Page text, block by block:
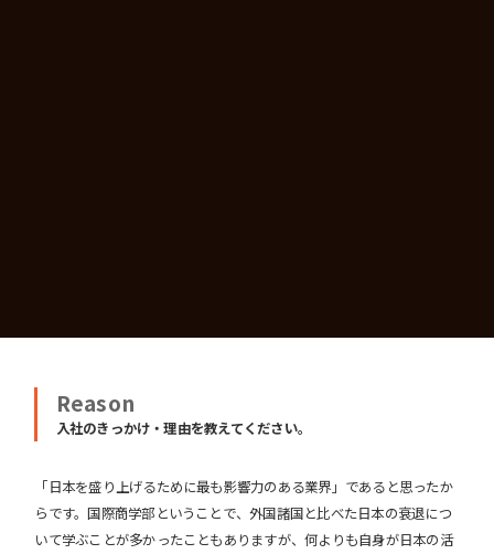
Reason
入社のきっかけ・理由を教えてください。
「日本を盛り上げるために最も影響力のある業界」であると思ったか
らです。国際商学部ということで、外国諸国と比べた日本の衰退につ
いて学ぶことが多かったこともありますが、何よりも自身が日本の活